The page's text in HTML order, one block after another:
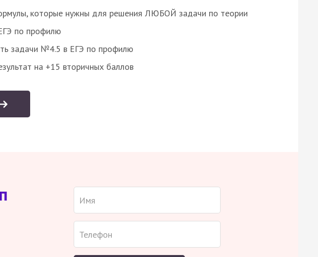
которые нужны для решения ЛЮБОЙ задачи по теории
по профилю
задачи №4.5 в ЕГЭ по профилю
на +15 вторичных баллов